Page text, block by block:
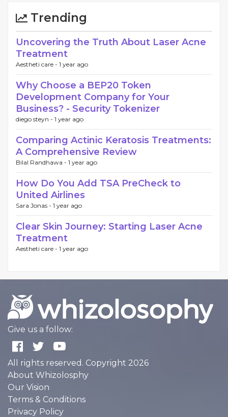
Trending
Uncovering the Truth About Laser Acne
Treatment
Aestheti care - 1 year ago
Why Choose a BEP20 Token
Development Company for Your
Business? - Security Tokenizer
diego steyn - 1 year ago
Comparing Actinic Keratosis Treatments:
A Comprehensive Review
Bilal Randhawa - 1 year ago
How Do You Add TSA PreCheck to
United Airlines
Sara Jonas - 1 year ago
Clear Skin Journey: Starting Laser Acne
Treatment
Aestheti care - 1 year ago
Give us a follow:
All rights reserved. Copyright 2026
About Whizolosphy
Our Vision
Terms & Conditions
Privacy Policy